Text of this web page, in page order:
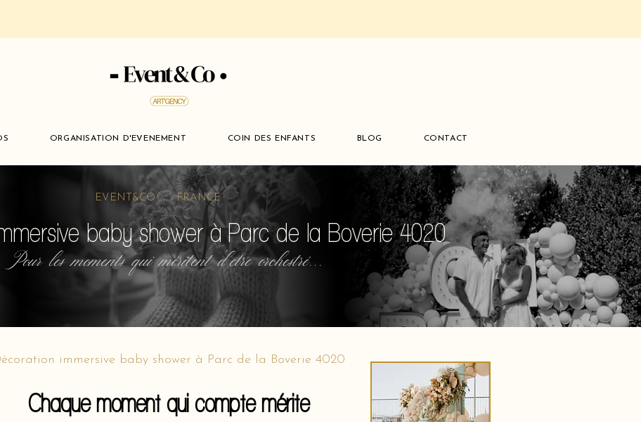
ORGANISATION D'EVENEMENT COIN DES ENFANTS BLOG CONTACT
EVENT&CO FRANCE
baby shower à Parc de la Boverie 4020
Pour les moments qui méritent d'etre orchestré...
immersive baby shower à Parc de la Boverie 4020
Chaque moment qui compte mérite